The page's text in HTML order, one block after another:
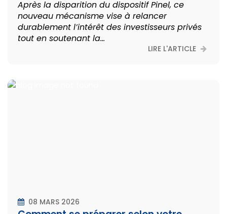
Après la disparition du dispositif Pinel, ce
nouveau mécanisme vise à relancer
durablement l’intérêt des investisseurs privés
tout en soutenant la...
LIRE L'ARTICLE
08 MARS 2026